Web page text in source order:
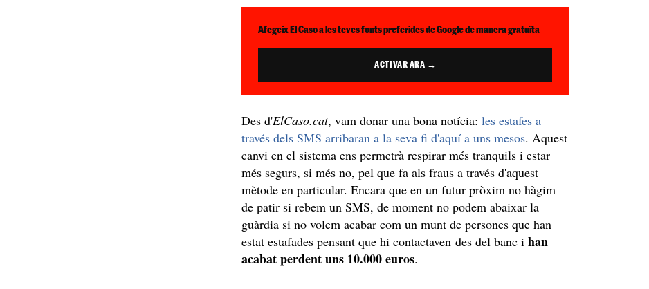
Afegeix El Caso a les teves fonts preferides de Google de manera gratuïta
ACTIVAR ARA →
Des d'ElCaso.cat, vam donar una bona notícia:les estafes a
través dels SMS arribaran a la seva fi d'aquí a uns mesos. Aquest
canvi en el sistema ens permetrà respirar més tranquils i estar
més segurs, si més no, pel que fa als fraus a través d'aquest
mètode en particular. Encara que en un futur pròxim no hàgim
de patir si rebem un SMS, de moment no podem abaixar la
guàrdia si no volem acabar com un munt de persones que han
estat estafades pensant que hi contactaven des del banc ihan
acabat perdent uns 10.000 euros.